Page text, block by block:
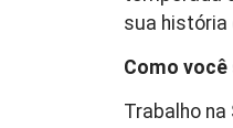
sua história
Como
Trabalho